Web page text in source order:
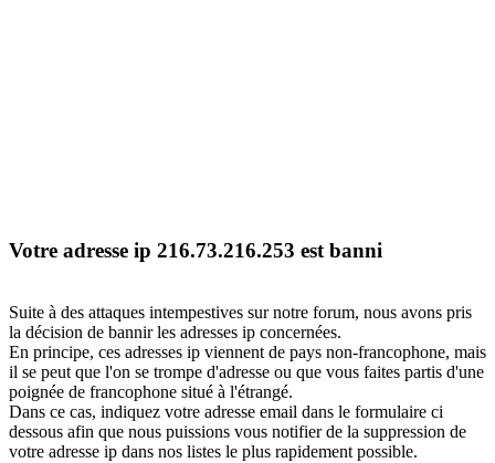
Votre adresse ip 216.73.216.253 est banni
Suite à des attaques intempestives sur notre forum, nous avons pris
la décision de bannir les adresses ip concernées.
En principe, ces adresses ip viennent de pays non-francophone, mais
il se peut que l'on se trompe d'adresse ou que vous faites partis d'une
poignée de francophone situé à l'étrangé.
Dans ce cas, indiquez votre adresse email dans le formulaire ci
dessous afin que nous puissions vous notifier de la suppression de
votre adresse ip dans nos listes le plus rapidement possible.